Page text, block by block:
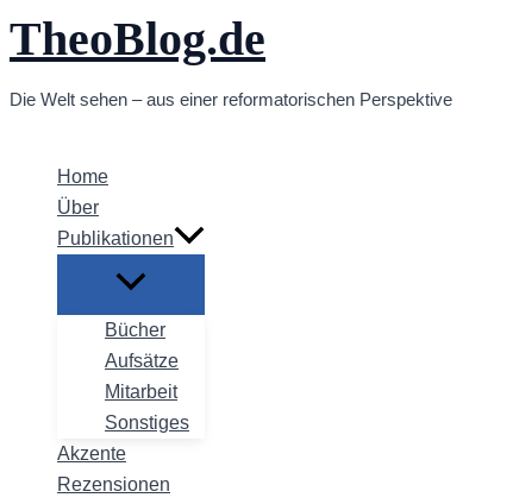
Zum
Inhalt
TheoBlog.de
Die Welt sehen – aus einer reformatorischen Perspektive
Home
Über
Publikationen
Bücher
Aufsätze
Mitarbeit
Sonstiges
Akzente
Rezensionen